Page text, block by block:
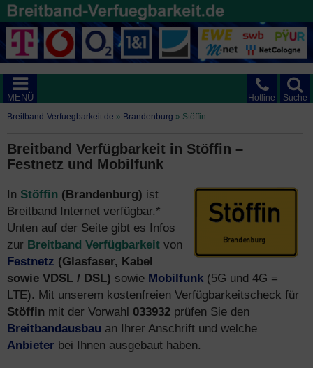
Suche
Hotline
MENÜ
Breitband-Verfuegbarkeit.de » Brandenburg » Stöffin
Breitband Verfügbarkeit in Stöffin –
Festnetz und Mobilfunk
In Stöffin (Brandenburg) ist
Breitband Internet verfügbar.*
Unten auf der Seite gibt es Infos
zur Breitband Verfügbarkeit von
Festnetz (Glasfaser, Kabel
sowie VDSL / DSL) sowie Mobilfunk (5G und 4G =
LTE). Mit unserem kostenfreien Verfügbarkeitscheck für
Stöffin mit der Vorwahl 033932 prüfen Sie den
Breitbandausbau an Ihrer Anschrift und welche
Anbieter bei Ihnen ausgebaut haben.